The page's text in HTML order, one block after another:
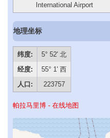
International Airport
地理坐标
纬度:
5° 52' 北
经度:
55° 1' 西
人口:
223757
帕拉马里博 - 在线地图